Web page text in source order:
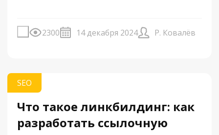
2300 14 декабря 2024 Р. Ковалёв
SEO
Что такое линкбилдинг: как
разработать ссылочную